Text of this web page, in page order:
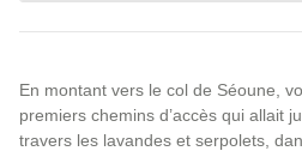
En montant vers le col de Séoune,
premiers chemins d’accès qui allait
travers les lavandes et serpolets,